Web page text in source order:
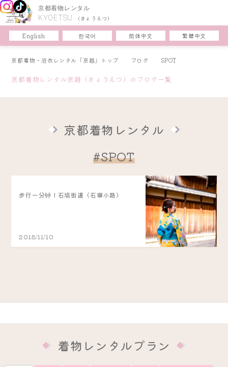
京都着物レンタル
KYOETSU (きょうえつ)
English 한국어 简体中文 繁體中文
京都着物・浴衣レンタル「京越」トップ ブログ SPOT
京都着物レンタル京越（きょうえつ）のブログ一覧
京都着物レンタル
#SPOT
步行一分钟！石墙街道（石塀小路）
2018/11/10
着物レンタルプラン